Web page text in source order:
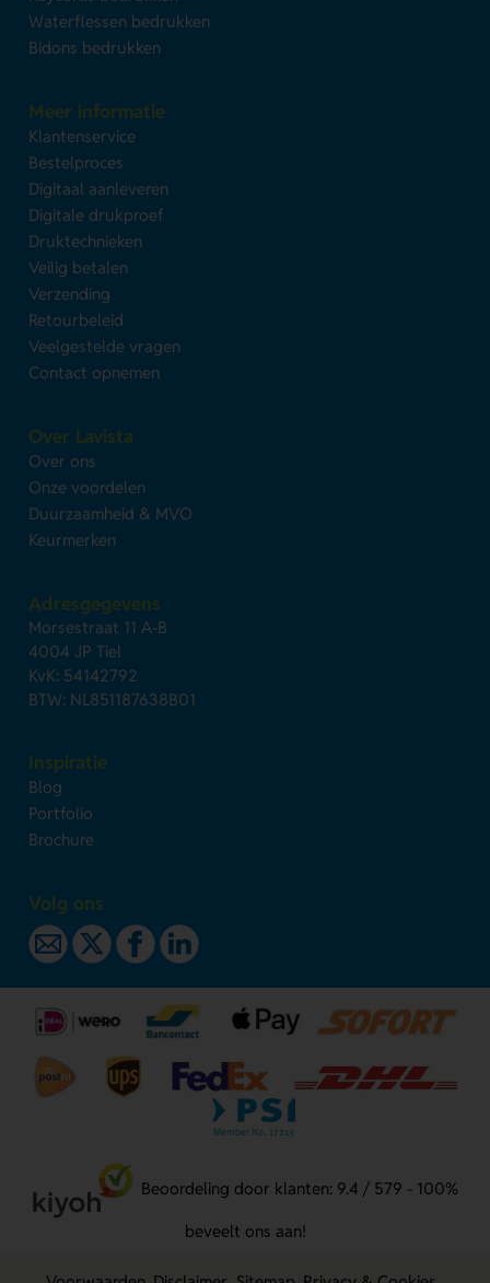
Waterflessen bedrukken
Bidons bedrukken
Meer informatie
Klantenservice
Bestelproces
Digitaal aanleveren
Digitale drukproef
Druktechnieken
Veilig betalen
Verzending
Retourbeleid
Veelgestelde vragen
Contact opnemen
Over Lavista
Over ons
Onze voordelen
Duurzaamheid & MVO
Keurmerken
Adresgegevens
Morsestraat 11 A-B
4004 JP Tiel
KvK: 54142792
BTW: NL851187638B01
Inspiratie
Blog
Portfolio
Brochure
Volg ons
Beoordeling door klanten: 9.4 / 579 - 100%
beveelt ons aan!